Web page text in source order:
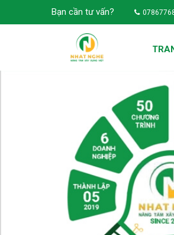
Bạn cần tư vấn?